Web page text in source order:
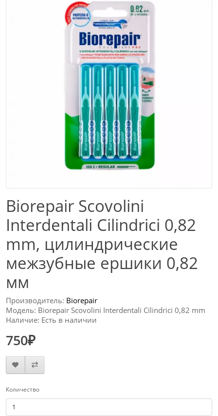
Biorepair Scovolini
Interdentali Cilindrici 0,82
mm, цилиндрические
межзубные ершики 0,82
мм
Производитель: Biorepair
Модель: Biorepair Scovolini Interdentali Cilindrici 0,82 mm
Наличие: Есть в наличии
750₽
Количество